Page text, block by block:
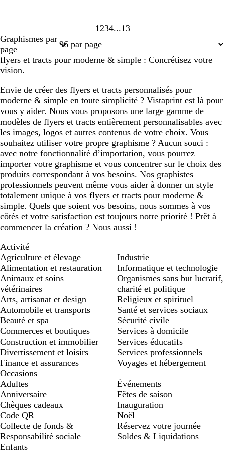
Page
1
1Page
2
2Page
3Page
4
Page
13
Graphismes par
page
flyers et tracts pour moderne & simple : Concrétisez votre
vision.
Envie de créer des flyers et tracts personnalisés pour
moderne & simple en toute simplicité ? Vistaprint est là pour
vous y aider. Nous vous proposons une large gamme de
modèles de flyers et tracts entièrement personnalisables avec
les images, logos et autres contenus de votre choix. Vous
souhaitez utiliser votre propre graphisme ? Aucun souci :
avec notre fonctionnalité d’importation, vous pourrez
importer votre graphisme et vous concentrer sur le choix des
produits correspondant à vos besoins. Nos graphistes
professionnels peuvent même vous aider à donner un style
totalement unique à vos flyers et tracts pour moderne &
simple. Quels que soient vos besoins, nous sommes à vos
côtés et votre satisfaction est toujours notre priorité ! Prêt à
commencer la création ? Nous aussi !
Activité
Agriculture et élevage
Alimentation et restauration
Animaux et soins
vétérinaires
Arts, artisanat et design
Automobile et transports
Beauté et spa
Commerces et boutiques
Construction et immobilier
Divertissement et loisirs
Finance et assurances
Industrie
Informatique et technologie
Organismes sans but lucratif,
charité et politique
Religieux et spirituel
Santé et services sociaux
Sécurité civile
Services à domicile
Services éducatifs
Services professionnels
Voyages et hébergement
Occasions
Adultes
Anniversaire
Chèques cadeaux
Code QR
Collecte de fonds &
Responsabilité sociale
Enfants
Événements
Fêtes de saison
Inauguration
Noël
Réservez votre journée
Soldes & Liquidations